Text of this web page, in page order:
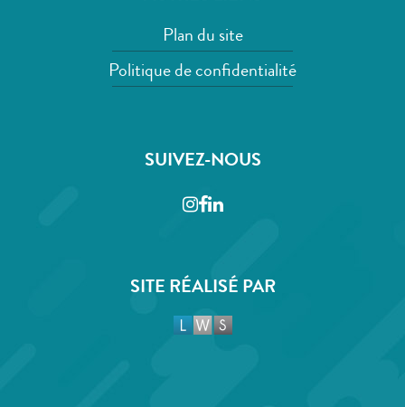
Plan du site
Politique de confidentialité
SUIVEZ-NOUS
Instagram
Facebook
LinkedIn
SITE RÉALISÉ PAR